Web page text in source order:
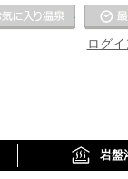
ログイ
お気に
岩盤